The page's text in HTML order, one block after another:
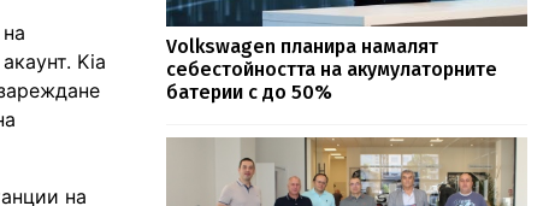
Kia
на
Volkswagen планира намалят
себестойността на акумулаторните
батерии с до 50%